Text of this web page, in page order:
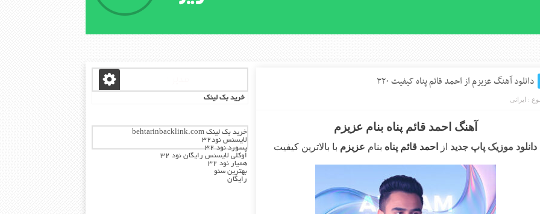
دانلود آهنگ عزیزم از احمد قائم پناه کیفیت ۳۲۰
: ایرانی
آهنگ احمد قائم پناه بنام عزیزم
دانلود موزیک پاپ جدید از احمد قائم پناه بنام عزیزم با بالاترین کیفیت
خرید بک لینک
خرید بک لینک behtarinbacklink.com
لایسنس نود32
پسورد نود 32
اوکلی لایسنس رایگان نود 32
همیار نود 32
بهترین سئو
رایگان